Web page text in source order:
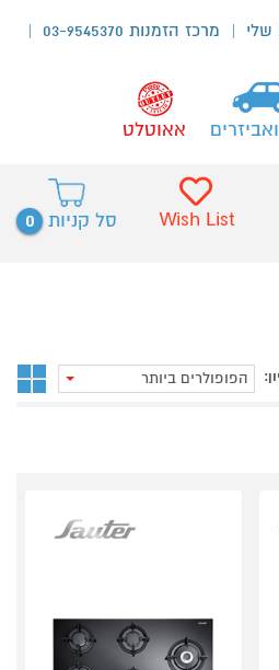
מרכז הזמנות 03-9545370
אאוטלט
סל קניות 0 Wish List
הפופולרים ביותר